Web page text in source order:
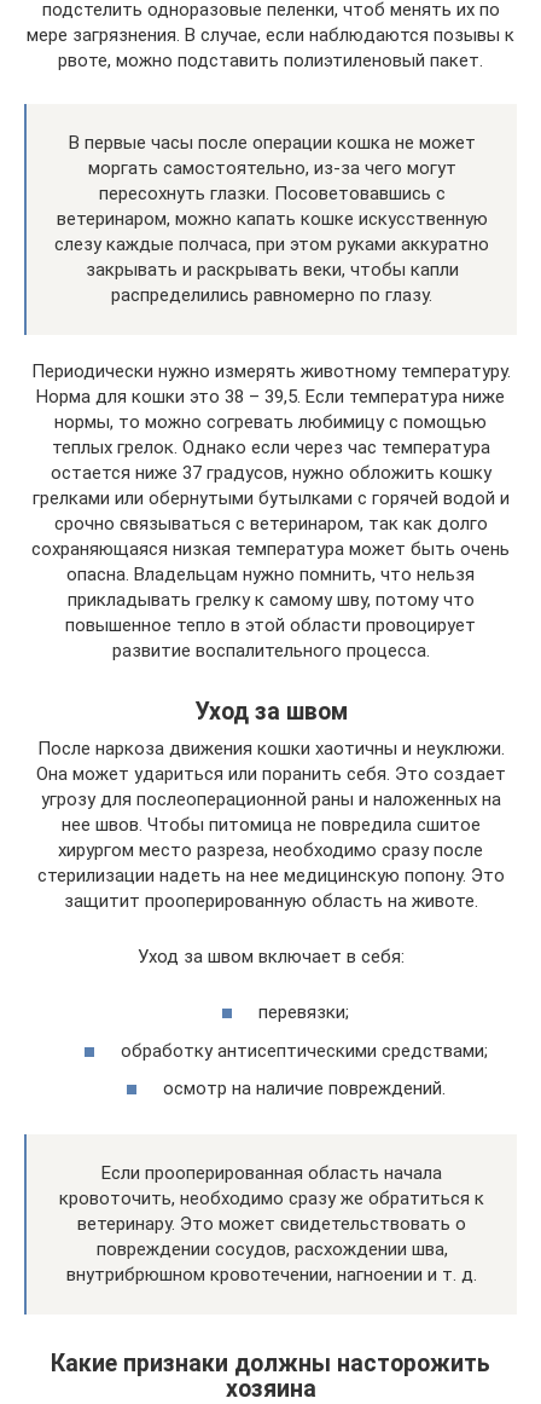
подстелить одноразовые пеленки, чтоб менять их по
мере загрязнения. В случае, если наблюдаются позывы к
рвоте, можно подставить полиэтиленовый пакет.
В первые часы после операции кошка не может
моргать самостоятельно, из-за чего могут
пересохнуть глазки. Посоветовавшись с
ветеринаром, можно капать кошке искусственную
слезу каждые полчаса, при этом руками аккуратно
закрывать и раскрывать веки, чтобы капли
распределились равномерно по глазу.
Периодически нужно измерять животному температуру.
Норма для кошки это 38 – 39,5. Если температура ниже
нормы, то можно согревать любимицу с помощью
теплых грелок. Однако если через час температура
остается ниже 37 градусов, нужно обложить кошку
грелками или обернутыми бутылками с горячей водой и
срочно связываться с ветеринаром, так как долго
сохраняющаяся низкая температура может быть очень
опасна. Владельцам нужно помнить, что нельзя
прикладывать грелку к самому шву, потому что
повышенное тепло в этой области провоцирует
развитие воспалительного процесса.
Уход за швом
После наркоза движения кошки хаотичны и неуклюжи.
Она может удариться или поранить себя. Это создает
угрозу для послеоперационной раны и наложенных на
нее швов. Чтобы питомица не повредила сшитое
хирургом место разреза, необходимо сразу после
стерилизации надеть на нее медицинскую попону. Это
защитит прооперированную область на животе.
Уход за швом включает в себя:
перевязки;
обработку антисептическими средствами;
осмотр на наличие повреждений.
Если прооперированная область начала
кровоточить, необходимо сразу же обратиться к
ветеринару. Это может свидетельствовать о
повреждении сосудов, расхождении шва,
внутрибрюшном кровотечении, нагноении и т. д.
Какие признаки должны насторожить
хозяина